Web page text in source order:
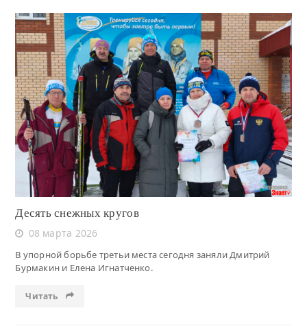
Читать
Десять снежных кругов
08 марта 2026
В упорной борьбе третьи места сегодня заняли Дмитрий
Бурмакин и Елена Игнатченко.
Читать